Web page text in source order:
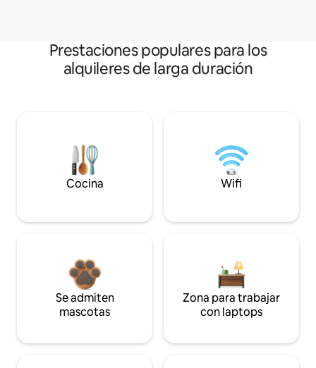
Prestaciones populares para los
alquileres de larga duración
Cocina Wifi
Se admiten
mascotas
Zona para trabajar
con laptops